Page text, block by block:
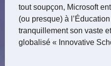
tout soupçon, Microsoft
(ou presque) à
tranquillement son vaste
globalisé « Innovative